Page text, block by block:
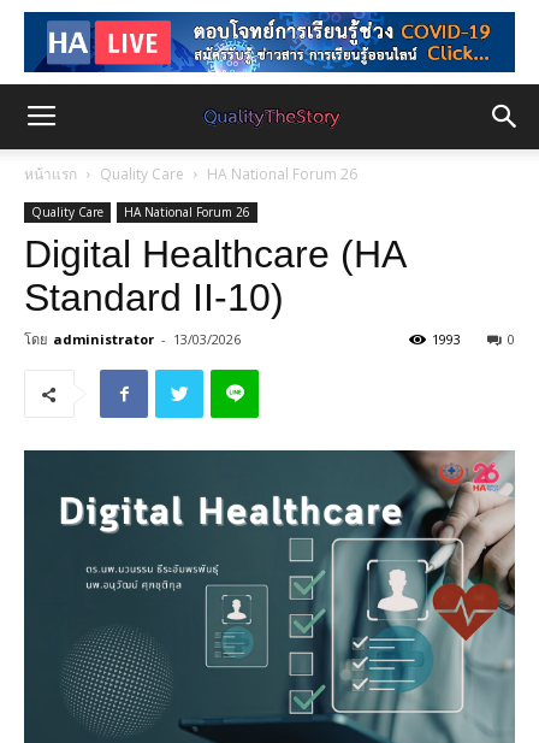
หน้าแรก Quality Care HA National Forum 26
Quality Care HA National Forum 26
Digital Healthcare (HA
Standard II-10)
โดย administrator - 13/03/2026 0
1993